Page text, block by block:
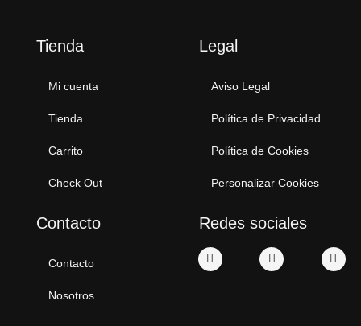
Tienda
Mi cuenta
Tienda
Carrito
Check Out
Legal
Aviso Legal
Política de Privacidad
Política de Cookies
Personalizar Cookies
Contacto
Contacto
Nosotros
Redes sociales